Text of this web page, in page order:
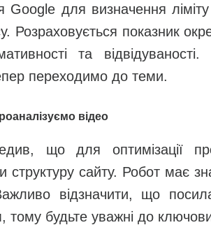
для визначення
Розраховується показник
та
переходимо до теми.
відео
що для оптимізації
структуру сайту. Робот має
відзначити, що
будьте уважні до